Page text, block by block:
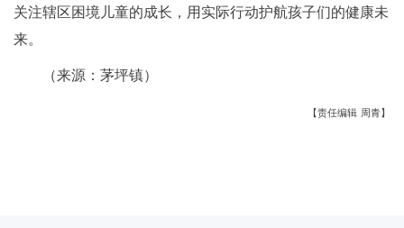
关注辖区困境儿童的成长，用实际行动护航孩子们的健康未
来。
（来源：茅坪镇）
【责任编辑 周青】